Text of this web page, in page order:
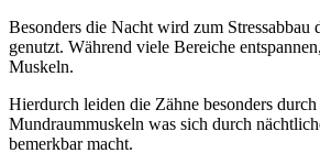
Besonders die Nacht wird zum Stressabbau
genutzt. Während viele Bereiche
Muskeln.
Hierdurch leiden die Zähne besonders
Mundraummuskeln was sich durch
bemerkbar macht.